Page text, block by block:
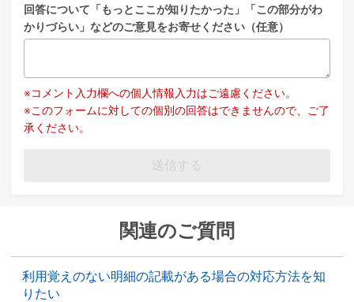
回答について「もっとここが知りたかった」「この部分がわ
かりづらい」などのご意見をお寄せください（任意）
※コメント入力欄への個人情報入力はご遠慮ください。
※このフォームに対しての個別の回答はできませんので、ご了
承ください。
送信する
関連のご質問
利用覚えのない明細の記載がある場合の対応方法を知
りたい